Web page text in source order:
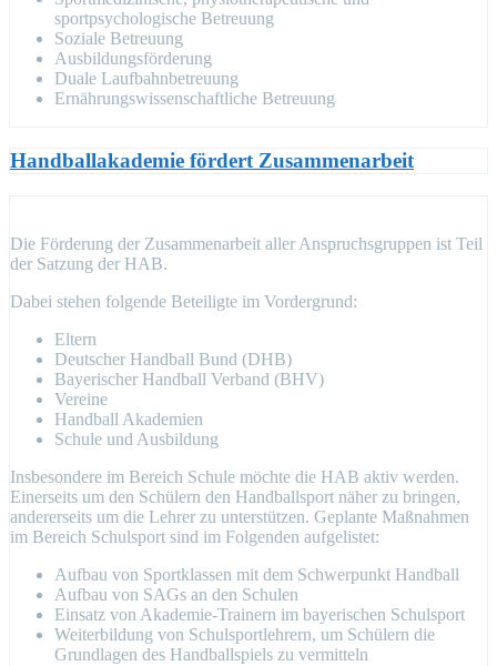
sportpsychologische Betreuung
Soziale Betreuung
Ausbildungsförderung
Duale Laufbahnbetreuung
Ernährungswissenschaftliche Betreuung
Handballakademie fördert Zusammenarbeit
Die Förderung der Zusammenarbeit aller Anspruchsgruppen ist Teil
der Satzung der HAB.
Dabei stehen folgende Beteiligte im Vordergrund:
Eltern
Deutscher Handball Bund (DHB)
Bayerischer Handball Verband (BHV)
Vereine
Handball Akademien
Schule und Ausbildung
Insbesondere im Bereich Schule möchte die HAB aktiv werden.
Einerseits um den Schülern den Handballsport näher zu bringen,
andererseits um die Lehrer zu unterstützen. Geplante Maßnahmen
im Bereich Schulsport sind im Folgenden aufgelistet:
Aufbau von Sportklassen mit dem Schwerpunkt Handball
Aufbau von SAGs an den Schulen
Einsatz von Akademie-Trainern im bayerischen Schulsport
Weiterbildung von Schulsportlehrern, um Schülern die
Grundlagen des Handballspiels zu vermitteln